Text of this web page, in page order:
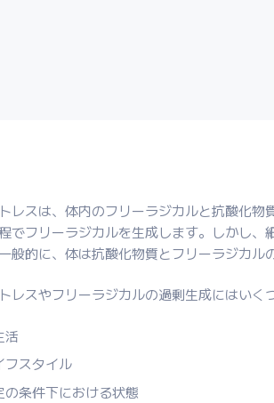
レスは、体内のフリーラジカルと抗酸化
でフリーラジカルを生成します。しかし
般的に、体は抗酸化物質とフリーラジカル
レスやフリーラジカルの過剰生成にはい
活
フスタイル
の条件下における状態